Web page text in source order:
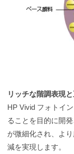
リッチな階調表現
HP Vivid フォトイ
ることを目的に開
が微細化され、よ
減を実現します。